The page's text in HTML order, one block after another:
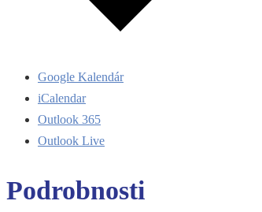
Google Kalendár
iCalendar
Outlook 365
Outlook Live
Podrobnosti